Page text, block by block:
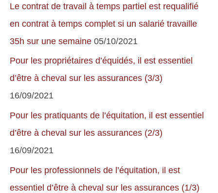
durant
une
balade
pas
être
engagée
si
Le contrat de travail à temps partiel est requalifié
en contrat à temps complet si un salarié travaille
35h sur une semaine 05/10/2021
Pour les propriétaires d’équidés, il est essentiel
d’être à cheval sur les assurances (3/3)
16/09/2021
Pour les pratiquants de l’équitation, il est essentiel
d’être à cheval sur les assurances (2/3)
16/09/2021
Pour les professionnels de l’équitation, il est
essentiel d’être à cheval sur les assurances (1/3)